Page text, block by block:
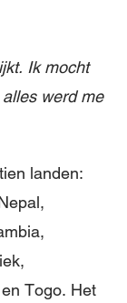
Ik mocht
werd me
landen:
Togo. Het